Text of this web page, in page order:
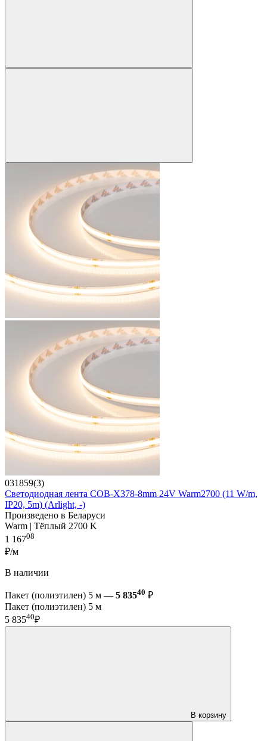
031859(3)
Светодиодная лента COB-X378-8mm 24V Warm2700 (11 W/m,
IP20, 5m) (Arlight, -)
Произведено в Беларуси
Warm | Тёплый 2700 K
1 16708
₽/м
В наличии
Пакет (полиэтилен) 5 м — 5 83540 ₽
Пакет (полиэтилен) 5 м
5 83540₽
В корзину